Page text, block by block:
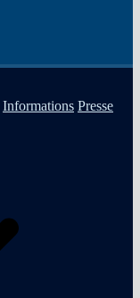
Informations Presse